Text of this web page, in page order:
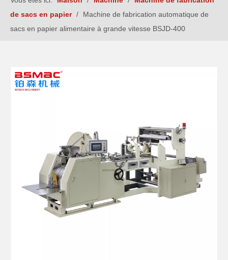
de sacs en papier /
Machine de fabrication automatique de
sacs en papier alimentaire à grande vitesse BSJD-400